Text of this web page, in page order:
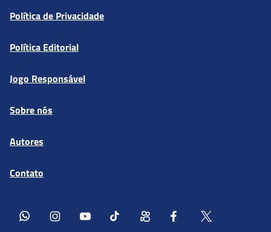
Política de Privacidade
Política Editorial
Jogo Responsável
Sobre nós
Autores
Contato